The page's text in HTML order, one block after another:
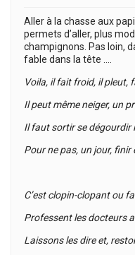
Aller à la chasse aux
permets d’aller, plus
champignons. Pas loin,
fable dans la tête ….
Voila, il fait froid, il pleut,
Il peut même neiger, un
Il faut sortir se dégourdir
Pour ne pas, un jour, finir
C’est clopin-clopant ou
Professent les docteurs
Laissons les dire et,